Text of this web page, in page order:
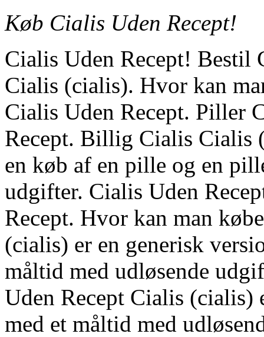
Køb Cialis Uden Recept!
Cialis Uden Recept! Bestil
Cialis (cialis). Hvor kan
Cialis Uden Recept. Piller
Recept. Billig Cialis Cialis
en køb af en pille og en
udgifter. Cialis Uden
Recept. Hvor kan man
(cialis) er en generisk
måltid med udløsende
Uden Recept Cialis (cialis)
med et måltid med